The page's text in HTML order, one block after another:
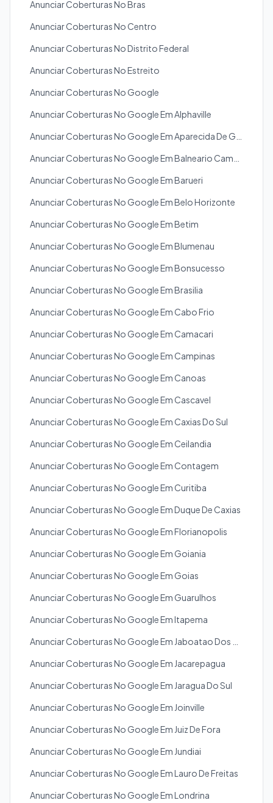
Anunciar Coberturas No Bras
Anunciar Coberturas No Centro
Anunciar Coberturas No Distrito Federal
Anunciar Coberturas No Estreito
Anunciar Coberturas No Google
Anunciar Coberturas No Google Em Alphaville
Anunciar Coberturas No Google Em Barueri
Anunciar Coberturas No Google Em Belo Horizonte
Anunciar Coberturas No Google Em Betim
Anunciar Coberturas No Google Em Blumenau
Anunciar Coberturas No Google Em Bonsucesso
Anunciar Coberturas No Google Em Brasilia
Anunciar Coberturas No Google Em Cabo Frio
Anunciar Coberturas No Google Em Camacari
Anunciar Coberturas No Google Em Campinas
Anunciar Coberturas No Google Em Canoas
Anunciar Coberturas No Google Em Cascavel
Anunciar Coberturas No Google Em Caxias Do Sul
Anunciar Coberturas No Google Em Ceilandia
Anunciar Coberturas No Google Em Contagem
Anunciar Coberturas No Google Em Curitiba
Anunciar Coberturas No Google Em Duque De Caxias
Anunciar Coberturas No Google Em Florianopolis
Anunciar Coberturas No Google Em Goiania
Anunciar Coberturas No Google Em Goias
Anunciar Coberturas No Google Em Guarulhos
Anunciar Coberturas No Google Em Itapema
Anunciar Coberturas No Google Em Jacarepagua
Anunciar Coberturas No Google Em Jaragua Do Sul
Anunciar Coberturas No Google Em Joinville
Anunciar Coberturas No Google Em Juiz De Fora
Anunciar Coberturas No Google Em Jundiai
Anunciar Coberturas No Google Em Lauro De Freitas
Anunciar Coberturas No Google Em Londrina